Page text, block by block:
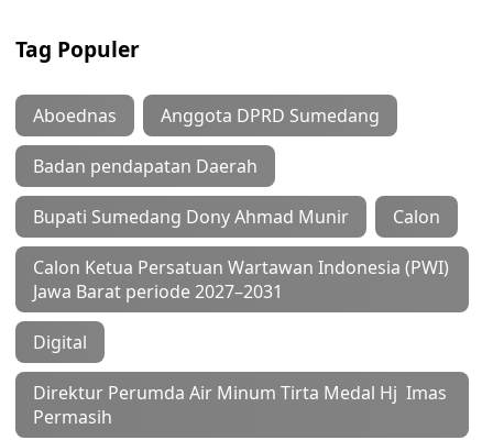
Tag Populer
Aboednas Anggota DPRD Sumedang
Badan pendapatan Daerah
Bupati Sumedang Dony Ahmad Munir Calon
Calon Ketua Persatuan Wartawan Indonesia (PWI)
Jawa Barat periode 2027–2031
Digital
Direktur Perumda Air Minum Tirta Medal Hj Imas
Permasih